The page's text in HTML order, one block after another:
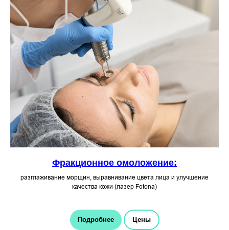
Фракционное омоложение:
разглаживание морщин, выравнивание цвета лица и улучшение
качества кожи (лазер Fotona)
Подробнее Цены